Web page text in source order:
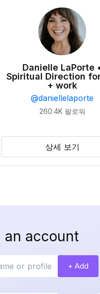
Danielle LaPorte
Spiritual Direction
+ work
@daniellelaporte
260.4K 팔로워
상세 보기
an account
+ Add